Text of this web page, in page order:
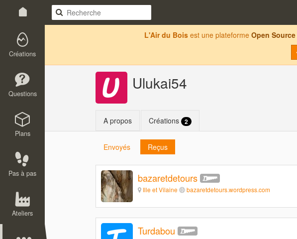
Créations
Questions
Plans
Pas à pas
Ateliers
L'Air du Bois est une plateforme Open Source
Ulukai54
A propos Créations 2
Envoyés Reçus
bazaretdetours
Ille et Vilaine bazaretdetours.wordpress.com
Turdabou